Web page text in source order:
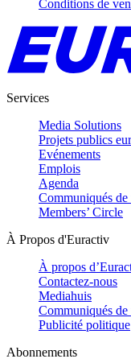
Conditions de
Services
Media Solutions
Projets publics
Evénements
Emplois
Agenda
Communiqués de
Members’ Circle
À Propos d'Euractiv
À propos
Contactez-nous
Mediahuis
Communiqués de
Publicité politique
Abonnements